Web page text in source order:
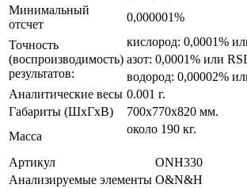
Минимальный
отсчет
0,000001%
Точность
(воспроизводимость)
результатов:
кислород: 0,0001%
азот: 0,0001% или
водород: 0,00002%
Аналитические весы 0.001 г.
Габариты (ШхГхВ)
700х770х820 мм.
Масса
около 190 кг.
Артикул
ONH330
Анализируемые элементы O&N&H